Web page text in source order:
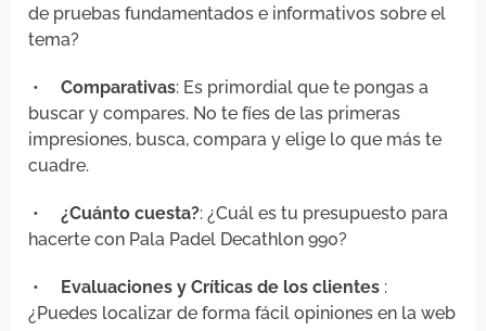
de pruebas fundamentados e informativos sobre el
tema?
•Comparativas: Es primordial que te pongas a
buscar y compares. No te fíes de las primeras
impresiones, busca, compara y elige lo que más te
cuadre.
•¿Cuánto cuesta?: ¿Cuál es tu presupuesto para
hacerte con Pala Padel Decathlon 990?
• Evaluaciones y Críticas de los clientes :
¿Puedes localizar de forma fácil opiniones en la web